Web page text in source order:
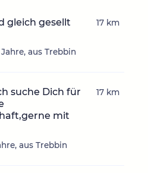
gleich gesellt
aus Trebbin
17 km
suche Dich für
mit
aus Trebbin
17 km